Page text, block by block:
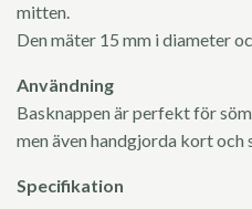
mitten.
Den mäter 15 mm i diameter
Användning
Basknappen är perfekt för
men även handgjorda kort och
Specifikation